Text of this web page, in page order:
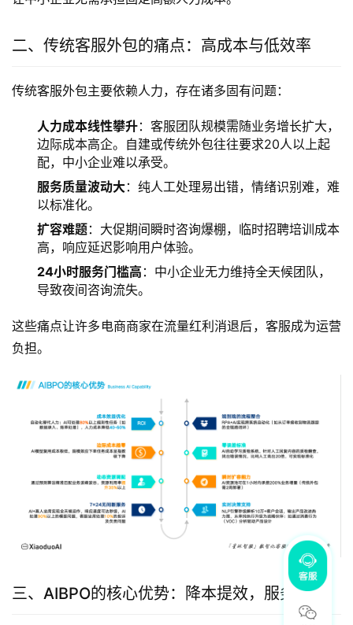
二、传统客服外包的痛点：高成本与低效率
传统客服外包主要依赖人力，存在诸多固有问题：
人力成本线性攀升：客服团队规模需随业务增长扩大，
边际成本高企。自建或传统外包往往要求20人以上起
配，中小企业难以承受。
服务质量波动大：纯人工处理易出错，情绪识别难，难
以标准化。
扩容难题：大促期间瞬时咨询爆棚，临时招聘培训成本
高，响应延迟影响用户体验。
24小时服务门槛高 ：中小企业无力维持全天候团队，
导致夜间咨询流失。
这些痛点让许多电商商家在流量红利消退后，客服成为运营
负担。
三、AIBPO的核心优势：降本提效，服务升级